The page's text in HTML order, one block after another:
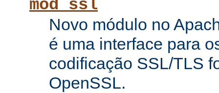
mod_ssl
Novo módulo no
é uma interface para
codificação SSL/TLS
OpenSSL.